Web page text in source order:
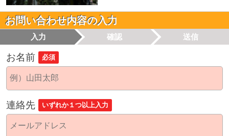
お問い合わせ内容の入力
入力 確認 送信
お名前 必須
連絡先 いずれか１つ以上入力